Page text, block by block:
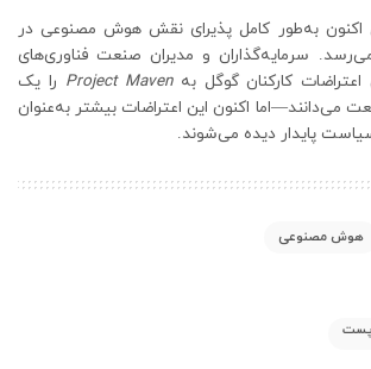
اکنون به‌طور کامل پذیرای نقش هوش مصنوعی در
سرمایه‌گذاران و مدیران صنعت فناوری‌های
کارکنان گوگل بهProject Maven را یک
می‌دانند—اما اکنون این اعتراضات بیشتر به‌عنوان
پایدار دیده می‌شوند.
هوش مصنوعی
پست